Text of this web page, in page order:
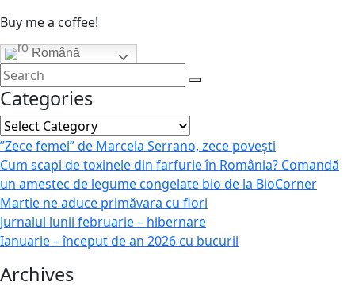
Buy me a coffee!
Română
Categories
Categories
”Zece femei” de Marcela Serrano, zece povești
Cum scapi de toxinele din farfurie în România? Comandă
un amestec de legume congelate bio de la BioCorner
Martie ne aduce primăvara cu flori
Jurnalul lunii februarie – hibernare
Ianuarie – început de an 2026 cu bucurii
Archives